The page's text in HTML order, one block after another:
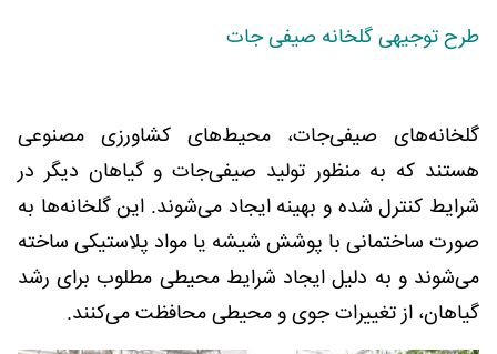
طرح توجیهی گلخانه صیفی جات
گلخانه‌های صیفی‌جات، محیط‌های کشاورزی مصنوعی
هستند که به منظور تولید صیفی‌جات و گیاهان دیگر در
شرایط کنترل شده و بهینه ایجاد می‌شوند. این گلخانه‌ها به
صورت ساختمانی با پوشش شیشه یا مواد پلاستیکی ساخته
می‌شوند و به دلیل ایجاد شرایط محیطی مطلوب برای رشد
گیاهان، از تغییرات جوی و محیطی محافظت می‌کنند.